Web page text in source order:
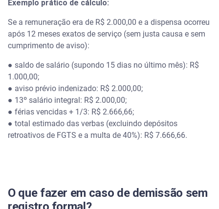
Exemplo prático de cálculo:
Se a remuneração era de R$ 2.000,00 e a dispensa ocorreu
após 12 meses exatos de serviço (sem justa causa e sem
cumprimento de aviso):
● saldo de salário (supondo 15 dias no último mês): R$
1.000,00;
● aviso prévio indenizado: R$ 2.000,00;
● 13º salário integral: R$ 2.000,00;
● férias vencidas + 1/3: R$ 2.666,66;
● total estimado das verbas (excluindo depósitos
retroativos de FGTS e a multa de 40%): R$ 7.666,66.
O que fazer em caso de demissão sem